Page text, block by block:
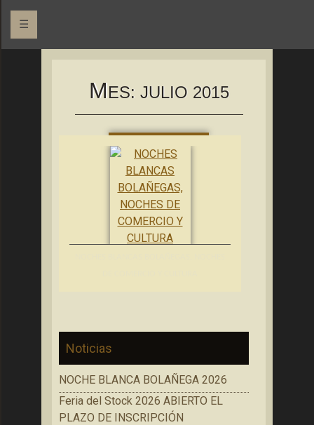
☰
MES: JULIO 2015
Noticias
NOCHE BLANCA BOLAÑEGA 2026
Feria del Stock 2026 ABIERTO EL
PLAZO DE INSCRIPCIÓN